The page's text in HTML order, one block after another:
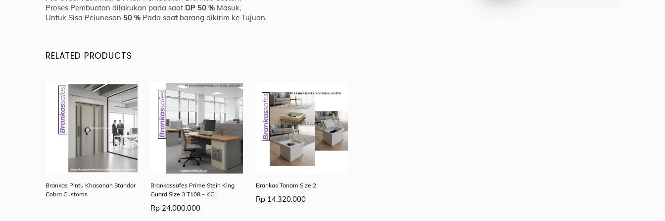
Proses Pembuatan dilakukan pada saat DP 50 % Masuk,
Untuk Sisa Pelunasan 50 % Pada saat barang dikirim ke Tujuan.
RELATED PRODUCTS
Brankas Pintu Khasanah Standar
Cobra Customs
Brankassafes Prime Stein King
Guard Size 3 T108 – KCL
Rp 24.000.000
Brankas Tanam Size 2
Rp14.320.000